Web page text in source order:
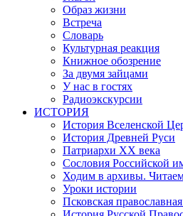
Образ жизни
Встреча
Словарь
Культурная реакция
Книжное обозрение
За двумя зайцами
У нас в гостях
Радиоэкскурсии
ИСТОРИЯ
История Вселенской
История Древней Руси
Патриархи XX века
Сословия Российской
Ходим в архивы.
Уроки истории
Псковская